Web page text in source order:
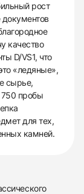
рост
качество
D/VS1, что
«ледяные»,
сырье,
750 пробы
для тех,
камней.